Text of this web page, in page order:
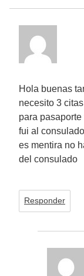
Hola buenas
necesito 3 citas
para pasaporte
fui al
es mentira no
del consulado
Responder